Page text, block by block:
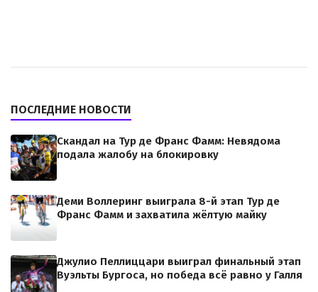
ПОСЛЕДНИЕ НОВОСТИ
Скандал на Тур де Франс Фамм: Невядома
подала жалобу на блокировку
Деми Воллеринг выиграла 8-й этап Тур де
Франс Фамм и захватила жёлтую майку
Джулио Пеллиццари выиграл финальный этап
Вуэльты Бургоса, но победа всё равно у Галля